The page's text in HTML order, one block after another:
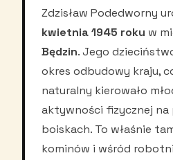
Zdzisław Podedworny
kwietnia 1945 roku w
Będzin. Jego
okres odbudowy kraju,
naturalny kierowało
aktywności fizycznej na
boiskach. To właśnie
kominów i wśród